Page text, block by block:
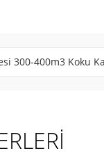
Paslanmaz Çelik